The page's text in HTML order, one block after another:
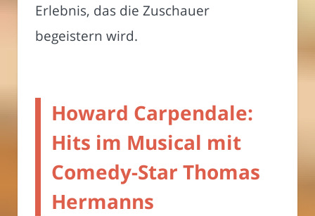
Erlebnis, das die Zuschauer
begeistern wird.
Howard Carpendale:
Hits im Musical mit
Comedy-Star Thomas
Hermanns